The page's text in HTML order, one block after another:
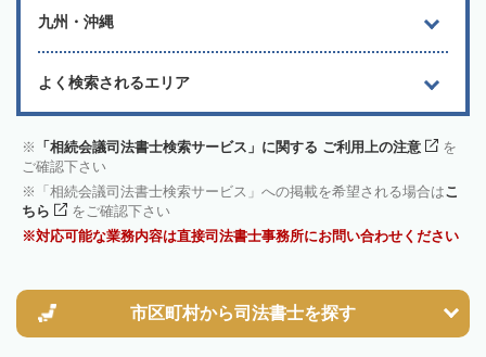
九州・沖縄
よく検索されるエリア
「相続会議司法書士検索サービス」に関する ご利用上の注意
を
ご確認下さい
「相続会議司法書士検索サービス」への掲載を希望される場合はこ
ちら
をご確認下さい
対応可能な業務内容は直接司法書士事務所にお問い合わせください
市区町村から司法書士を探す